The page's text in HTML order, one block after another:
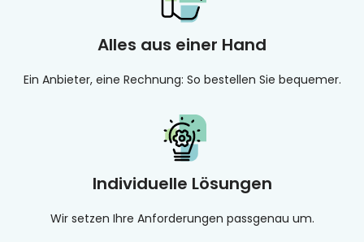
Alles aus einer Hand
Ein Anbieter, eine Rechnung: So bestellen Sie bequemer.
Individuelle Lösungen
Wir setzen Ihre Anforderungen passgenau um.